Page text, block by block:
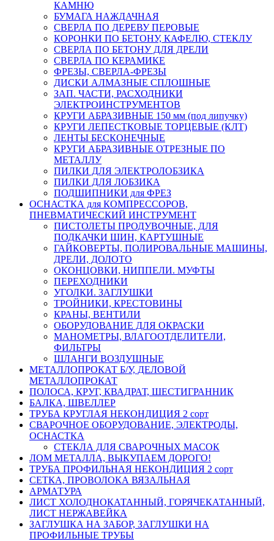
КАМНЮ
БУМАГА НАЖДАЧНАЯ
СВЕРЛА ПО ДЕРЕВУ ПЕРОВЫЕ
КОРОНКИ ПО БЕТОНУ, КАФЕЛЮ, СТЕКЛУ
СВЕРЛА ПО БЕТОНУ ДЛЯ ДРЕЛИ
СВЕРЛА ПО КЕРАМИКЕ
ФРЕЗЫ, СВЕРЛА-ФРЕЗЫ
ДИСКИ АЛМАЗНЫЕ СПЛОШНЫЕ
ЗАП. ЧАСТИ, РАСХОДНИКИ
ЭЛЕКТРОИНСТРУМЕНТОВ
КРУГИ АБРАЗИВНЫЕ 150 мм (под липучку)
КРУГИ ЛЕПЕСТКОВЫЕ ТОРЦЕВЫЕ (КЛТ)
ЛЕНТЫ БЕСКОНЕЧНЫЕ
КРУГИ АБРАЗИВНЫЕ ОТРЕЗНЫЕ ПО
МЕТАЛЛУ
ПИЛКИ ДЛЯ ЭЛЕКТРОЛОБЗИКА
ПИЛКИ ДЛЯ ЛОБЗИКА
ПОДШИПНИКИ для ФРЕЗ
ОСНАСТКА для КОМПРЕССОРОВ,
ПНЕВМАТИЧЕСКИЙ ИНСТРУМЕНТ
ПИСТОЛЕТЫ ПРОДУВОЧНЫЕ, ДЛЯ
ПОДКАЧКИ ШИН, КАРТУШНЫЕ
ГАЙКОВЕРТЫ, ПОЛИРОВАЛЬНЫЕ МАШИНЫ,
ДРЕЛИ, ДОЛОТО
ОКОНЦОВКИ, НИППЕЛИ. МУФТЫ
ПЕРЕХОДНИКИ
УГОЛКИ. ЗАГЛУШКИ
ТРОЙНИКИ, КРЕСТОВИНЫ
КРАНЫ, ВЕНТИЛИ
ОБОРУДОВАНИЕ ДЛЯ ОКРАСКИ
МАНОМЕТРЫ, ВЛАГООТДЕЛИТЕЛИ,
ФИЛЬТРЫ
ШЛАНГИ ВОЗДУШНЫЕ
МЕТАЛЛОПРОКАТ Б/У, ДЕЛОВОЙ
МЕТАЛЛОПРОКАТ
ПОЛОСА, КРУГ, КВАДРАТ, ШЕСТИГРАННИК
БАЛКА, ШВЕЛЛЕР
ТРУБА КРУГЛАЯ НЕКОНДИЦИЯ 2 сорт
СВАРОЧНОЕ ОБОРУДОВАНИЕ, ЭЛЕКТРОДЫ,
ОСНАСТКА
СТЕКЛА ДЛЯ СВАРОЧНЫХ МАСОК
ЛОМ МЕТАЛЛА, ВЫКУПАЕМ ДОРОГО!
ТРУБА ПРОФИЛЬНАЯ НЕКОНДИЦИЯ 2 сорт
СЕТКА, ПРОВОЛОКА ВЯЗАЛЬНАЯ
АРМАТУРА
ЛИСТ ХОЛОДНОКАТАННЫЙ, ГОРЯЧЕКАТАННЫЙ,
ЛИСТ НЕРЖАВЕЙКА
ЗАГЛУШКА НА ЗАБОР, ЗАГЛУШКИ НА
ПРОФИЛЬНЫЕ ТРУБЫ